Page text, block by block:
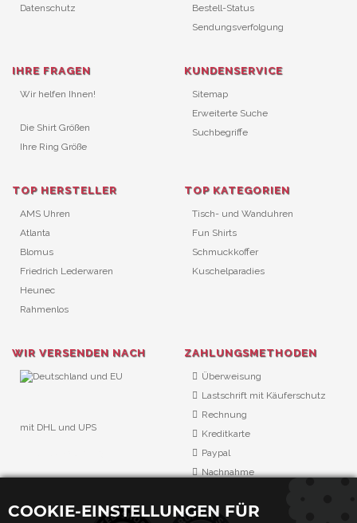
Datenschutz
Bestell-Status
Sendungsverfolgung
IHRE FRAGEN
Wir helfen Ihnen!
Die Shirt Größen
Ihre Ring Größe
KUNDENSERVICE
Sitemap
Erweiterte Suche
Suchbegriffe
TOP HERSTELLER
AMS Uhren
Atlanta
Blomus
Friedrich Lederwaren
Heunec
Rahmenlos
TOP KATEGORIEN
Tisch- und Wanduhren
Fun Shirts
Schmuckkoffer
Kuschelparadies
WIR VERSENDEN NACH
mit DHL und UPS
ZAHLUNGSMETHODEN
Überweisung
Lastschrift mit Käuferschutz
Rechnung
Kreditkarte
Paypal
Nachnahme
COOKIE-EINSTELLUNGEN FÜR